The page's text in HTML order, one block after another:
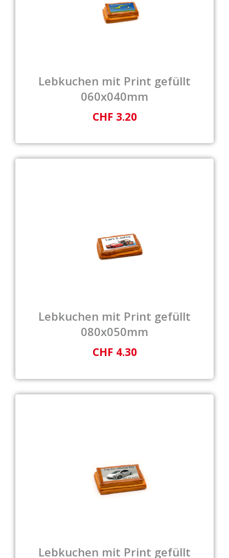
Lebkuchen mit Print gefüllt
060x040mm
CHF 3.20
Lebkuchen mit Print gefüllt
080x050mm
CHF 4.30
Lebkuchen mit Print gefüllt